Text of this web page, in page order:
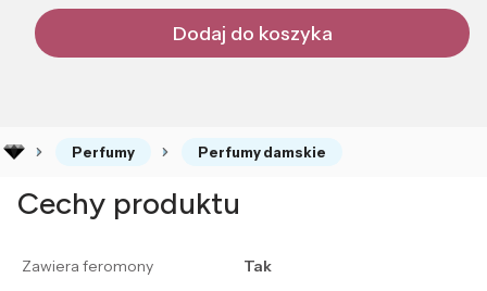
Dodaj do koszyka
Perfumy Perfumy damskie
Cechy produktu
Zawiera feromony
Tak